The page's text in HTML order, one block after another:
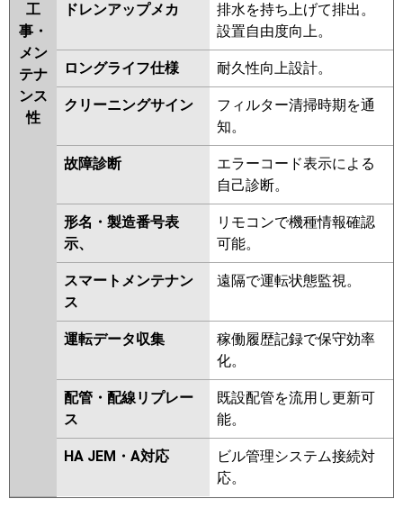
工
事・
メン
テナ
ンス
性
ドレンアップメカ
排水を持ち上げて排出。
設置自由度向上。
ロングライフ仕様 耐久性向上設計。
クリーニングサイン
フィルター清掃時期を通
知。
故障診断
エラーコード表示による
自己診断。
形名・製造番号表
示、
リモコンで機種情報確認
可能。
スマートメンテナン
ス
遠隔で運転状態監視。
運転データ収集
稼働履歴記録で保守効率
化。
配管・配線リプレー
ス
既設配管を流用し更新可
能。
HA JEM・A対応
ビル管理システム接続対
応。